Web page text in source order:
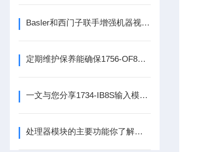
Basler和西门子联手增强机器视觉和工厂自动化能力西门子
定期维护保养能确保1756-OF8处理器模块的长期稳定性
一文与您分享1734-IB8S输入模块的常见故障相应解决方法
处理器模块的主要功能你了解多少呢